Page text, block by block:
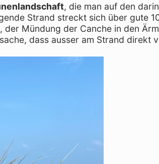
, die man auf den
Strand streckt sich über gute
Mündung der Canche in den
dass ausser am Strand direkt